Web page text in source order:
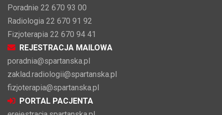
Poradnie 22 670 93 00
Radiologia 22 670 91 92
Fizjoterapia 22 670 94 41
REJESTRACJA MAILOWA
poradnia@spartanska.pl
zaklad.radiologii@spartanska.pl
fizjoterapia@spartanska.pl
PORTAL PACJENTA